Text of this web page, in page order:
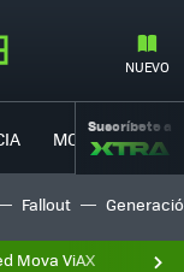
NUEVO
MOVILIDAD
Suscríbete a
Fallout
Mova ViAX